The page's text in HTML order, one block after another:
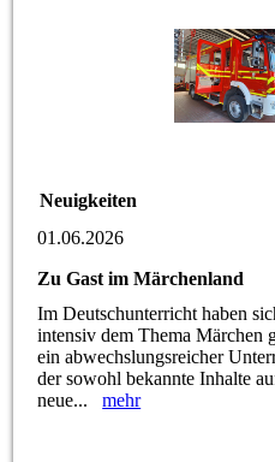
Neuigkeiten
01.06.2026
Zu Gast im Märchenland
Im Deutschunterricht haben
intensiv dem Thema Märchen
ein abwechslungsreicher
der sowohl bekannte Inhalte
neue...mehr